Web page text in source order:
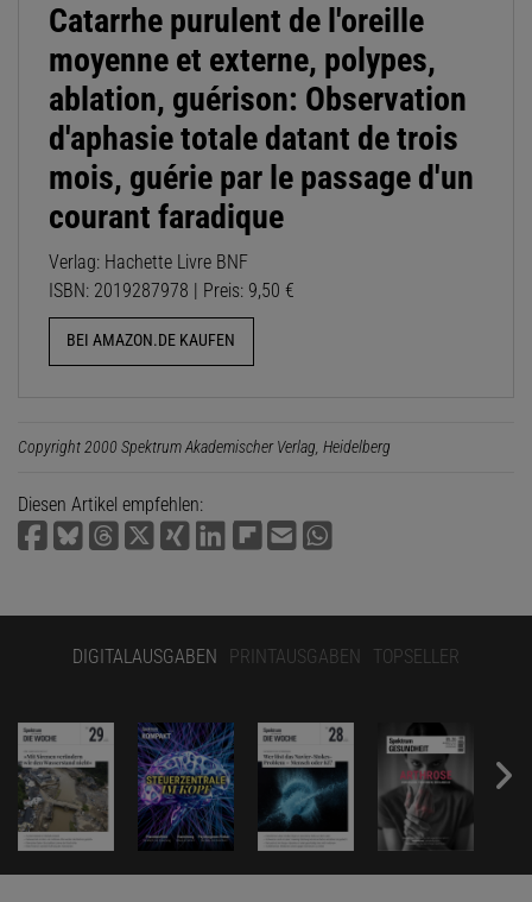
Catarrhe purulent de l'oreille
moyenne et externe, polypes,
ablation, guérison: Observation
d'aphasie totale datant de trois
mois, guérie par le passage d'un
courant faradique
Verlag: Hachette Livre BNF
ISBN: 2019287978 | Preis: 9,50 €
BEI AMAZON.DE KAUFEN
Copyright 2000 Spektrum Akademischer Verlag, Heidelberg
Diesen Artikel empfehlen:
DIGITALAUSGABEN PRINTAUSGABEN TOPSELLER